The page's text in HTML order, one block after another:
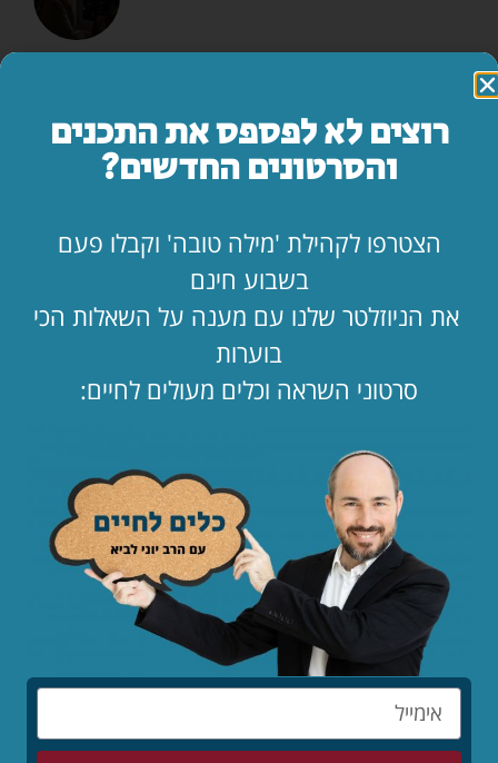
מה עושים ביום הצום?
"אמא, יש משהו שאני חייב לספר לך…"
לקריאת המאמר »
החופש כאן. בעלי שם. איך מחזיקים מעמד?!
הילד קיבל ווטסאפ. מה עכשיו? 📱
לקריאת המאמר »
לפי נושאים
תפילה
רוצים לא לפספס את התכנים
והסרטונים החדשים?
הצטרפו לקהילת 'מילה טובה' וקבלו פעם
בשבוע חינם
את הניוזלטר שלנו עם מענה על השאלות הכי
בוערות
סרטוני השראה וכלים מעולים לחיים: